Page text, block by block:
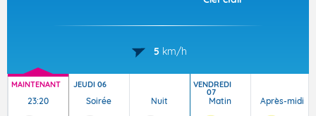
5 km/h
MAINTENANT
23:20
JEUDI 06
Soirée Nuit
VENDREDI
07
Matin Après-midi